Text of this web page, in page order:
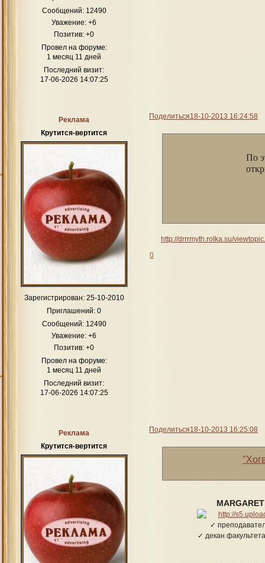
Как театр начинается с вешалки, так Приют для многих его
Сообщений:12490
Уважение: +6
Позитив: +0
Провел на форуме:
1 месяц 11 дней
Последний визит:
17-06-2026 14:07:25
Поделиться18-10-2013 16:24:58
Реклама
Крутится-вертится
Зарегистрирован: 25-10-2010
Приглашений: 0
Сообщений:12490
Уважение: +6
Позитив: +0
Провел на форуме:
1 месяц 11 дней
Последний визит:
17-06-2026 14:07:25
По
http://drrrmyth.rolka.su/
0
Поделиться18-10-2013 16:25:08
Реклама
Крутится-вертится
✓
✓ декан